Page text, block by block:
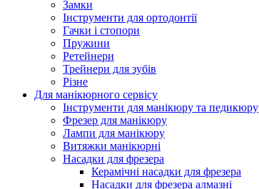
Замки
Інструменти для ортодонтії
Гачки і стопори
Пружини
Ретейнери
Трейнери для зубів
Різне
Для манікюрного сервісу
Інструменти для манікюру та педикюру
Фрезер для манікюру
Лампи для манікюру
Витяжки манікюрні
Насадки для фрезера
Керамічні насадки для фрезера
Насадки для фрезера алмазні